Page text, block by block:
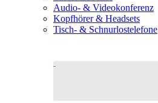
Audio- & Videokonferenz
Kopfhörer & Headsets
Tisch- & Schnurlostelefone